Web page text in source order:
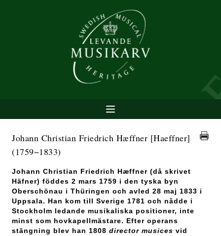
Johann Christian Friedrich Hæffner [Haeffner]
(1759−1833)
Johann Christian Friedrich Hæffner (då skrivet
Häfner) föddes 2 mars 1759 i den tyska byn
Oberschönau i Thüringen och avled 28 maj 1833 i
Uppsala. Han kom till Sverige 1781 och nådde i
Stockholm ledande musikaliska positioner, inte
minst som hovkapellmästare. Efter operans
stängning blev han 1808 director musices vid